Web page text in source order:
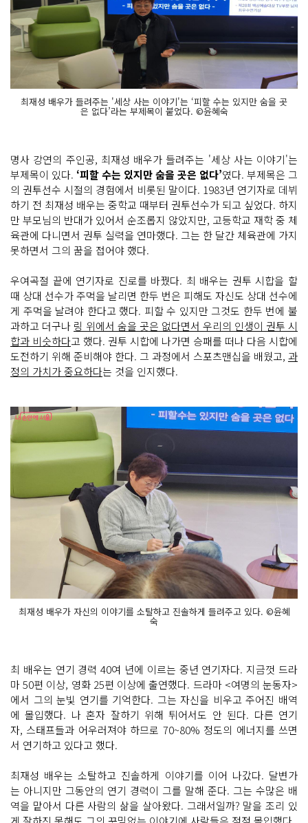
최재성 배우가 들려주는 '세상 사는 이야기'는 ‘피할 수는 있지만 숨을 곳
은 없다’라는 부제목이 붙었다. ©윤혜숙
명사 강연의 주인공, 최재성 배우가 들려주는 '세상 사는 이야기'는
부제목이 있다. ‘피할 수는 있지만 숨을 곳은 없다’였다. 부제목은 그
의 권투선수 시절의 경험에서 비롯된 말이다. 1983년 연기자로 데뷔
하기 전 최재성 배우는 중학교 때부터 권투선수가 되고 싶었다. 하지
만 부모님의 반대가 있어서 순조롭지 않았지만, 고등학교 재학 중 체
육관에 다니면서 권투 실력을 연마했다. 그는 한 달간 체육관에 가지
못하면서 그의 꿈을 접어야 했다.
우여곡절 끝에 연기자로 진로를 바꿨다. 최 배우는 권투 시합을 할
때 상대 선수가 주먹을 날리면 한두 번은 피해도 자신도 상대 선수에
게 주먹을 날려야 한다고 했다. 피할 수 있지만 그것도 한두 번에 불
과하고 더구나 링 위에서 숨을 곳은 없다면서 우리의 인생이 권투 시
합과 비슷하다고 했다. 권투 시합에 나가면 승패를 떠나 다음 시합에
도전하기 위해 준비해야 한다. 그 과정에서 스포츠맨십을 배웠고, 과
정의 가치가 중요하다는 것을 인지했다.
최재성 배우가 자신의 이야기를 소탈하고 진솔하게 들려주고 있다. ©윤혜
숙
최 배우는 연기 경력 40여 년에 이르는 중년 연기자다. 지금껏 드라
마 50편 이상, 영화 25편 이상에 출연했다. 드라마 <여명의 눈동자>
에서 그의 눈빛 연기를 기억한다. 그는 자신을 비우고 주어진 배역
에 몰입했다. 나 혼자 잘하기 위해 튀어서도 안 된다. 다른 연기
자, 스태프들과 어우러져야 하므로 70~80% 정도의 에너지를 쓰면
서 연기하고 있다고 했다.
최재성 배우는 소탈하고 진솔하게 이야기를 이어 나갔다. 달변가
는 아니지만 그동안의 연기 경력이 그를 말해 준다. 그는 수많은 배
역을 맡아서 다른 사람의 삶을 살아왔다. 그래서일까? 말을 조리 있